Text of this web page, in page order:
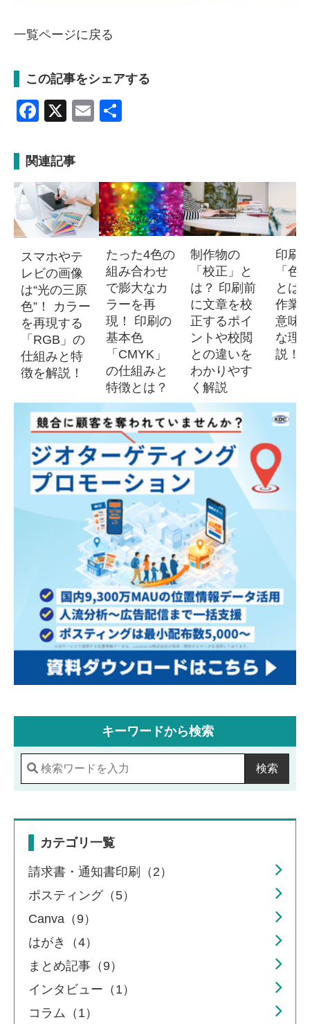
一覧ページに戻る
この記事をシェアする
Facebook
X Email
関連記事
スマホやテ
レビの画像
は“光の三原
色”！ カラー
を再現する
「RGB」の
仕組みと特
徴を解説！
たった4色の
組み合わせ
で膨大なカ
ラーを再
現！ 印刷の
基本色
「CMYK」
の仕組みと
特徴とは？
制作物の
「校正」と
は？ 印刷前
に文章を校
正するポイ
ントや校閲
との違いを
わかりやす
く解説
印刷
「色
とは
作業
意味
な理
説！
キーワードから検索
検索
カテゴリ一覧
請求書・通知書印刷（2）
ポスティング（5）
Canva（9）
はがき（4）
まとめ記事（9）
インタビュー（1）
コラム（1）